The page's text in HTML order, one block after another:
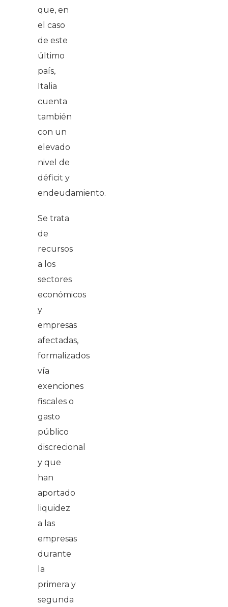
que, en
el caso
de este
último
país,
Italia
cuenta
también
con un
elevado
nivel de
déficit y
endeudamiento.
Se trata
de
recursos
a los
sectores
económicos
y
empresas
afectadas,
formalizados
vía
exenciones
fiscales o
gasto
público
discrecional
y que
han
aportado
liquidez
a las
empresas
durante
la
primera y
segunda